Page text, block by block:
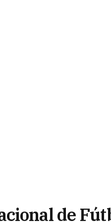
de